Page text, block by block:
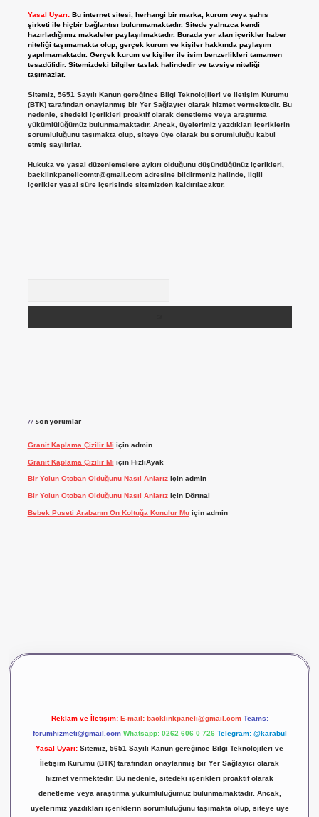
Yasal Uyarı: Bu internet sitesi, herhangi bir marka, kurum veya şahıs
şirketi ile hiçbir bağlantısı bulunmamaktadır. Sitede yalnızca kendi
hazırladığımız makaleler paylaşılmaktadır. Burada yer alan içerikler haber
niteliği taşımamakta olup, gerçek kurum ve kişiler hakkında paylaşım
yapılmamaktadır. Gerçek kurum ve kişiler ile isim benzerlikleri tamamen
tesadüfidir. Sitemizdeki bilgiler taslak halindedir ve tavsiye niteliği
taşımazlar.
Sitemiz, 5651 Sayılı Kanun gereğince Bilgi Teknolojileri ve İletişim Kurumu
(BTK) tarafından onaylanmış bir Yer Sağlayıcı olarak hizmet vermektedir. Bu
nedenle, sitedeki içerikleri proaktif olarak denetleme veya araştırma
yükümlülüğümüz bulunmamaktadır. Ancak, üyelerimiz yazdıkları içeriklerin
sorumluluğunu taşımakta olup, siteye üye olarak bu sorumluluğu kabul
etmiş sayılırlar.
Hukuka ve yasal düzenlemelere aykırı olduğunu düşündüğünüz içerikleri,
backlinkpanelicomtr@gmail.comadresine bildirmeniz halinde, ilgili
içerikler yasal süre içerisinde sitemizden kaldırılacaktır.
Son yorumlar
Granit Kaplama Çizilir Mi için admin
Granit Kaplama Çizilir Mi için HızlıAyak
Bir Yolun Otoban Olduğunu Nasıl Anlarıziçin admin
Bir Yolun Otoban Olduğunu Nasıl Anlarıziçin Dörtnal
Bebek Puseti Arabanın Ön Koltuğa Konulur Muiçin admin
Reklam ve İletişim: E-mail: backlinkpaneli@gmail.com Teams:
forumhizmeti@gmail.com Whatsapp: 0262 606 0 726 Telegram: @karabul
Yasal Uyarı: Sitemiz, 5651 Sayılı Kanun gereğince Bilgi Teknolojileri ve
İletişim Kurumu (BTK) tarafından onaylanmış bir Yer Sağlayıcı olarak
hizmet vermektedir. Bu nedenle, sitedeki içerikleri proaktif olarak
denetleme veya araştırma yükümlülüğümüz bulunmamaktadır. Ancak,
üyelerimiz yazdıkları içeriklerin sorumluluğunu taşımakta olup, siteye üye